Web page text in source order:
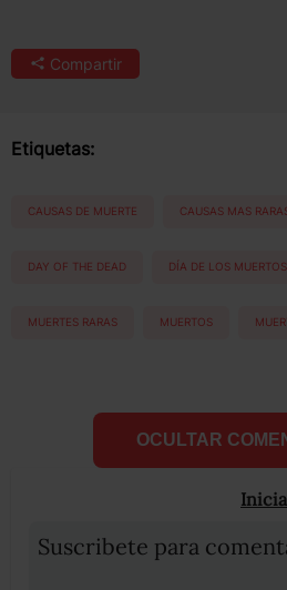
Compartir
Etiquetas:
CAUSAS DE MUERTE CAUSAS MAS
DAY OF THE DEAD DÍA DE LOS MUERTOS
MUERTES RARAS MUERTOS
OCULTAR
Suscribete para